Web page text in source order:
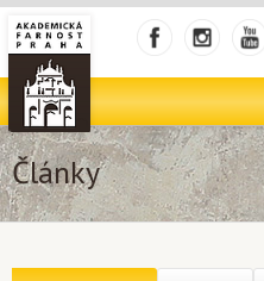
Články